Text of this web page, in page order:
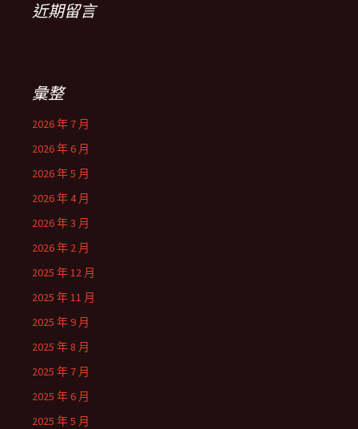
近期留言
彙整
2026 年 7 月
2026 年 6 月
2026 年 5 月
2026 年 4 月
2026 年 3 月
2026 年 2 月
2025 年 12 月
2025 年 11 月
2025 年 9 月
2025 年 8 月
2025 年 7 月
2025 年 6 月
2025 年 5 月